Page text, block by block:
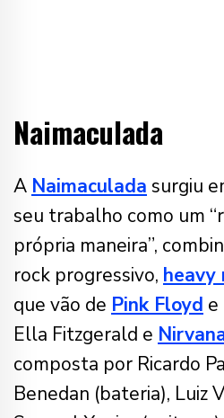
Naimaculada
A Naimaculada surgiu
seu trabalho como um
própria maneira”,
rock progressivo, heavy
que vão de Pink Floyd e
Ella Fitzgerald e
composta por Ricardo
Benedan (bateria), Luiz